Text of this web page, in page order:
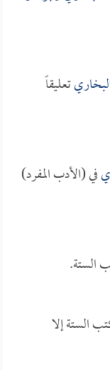
تعليقاً
في (الأدب المفرد)
الستة.
الستة إلا